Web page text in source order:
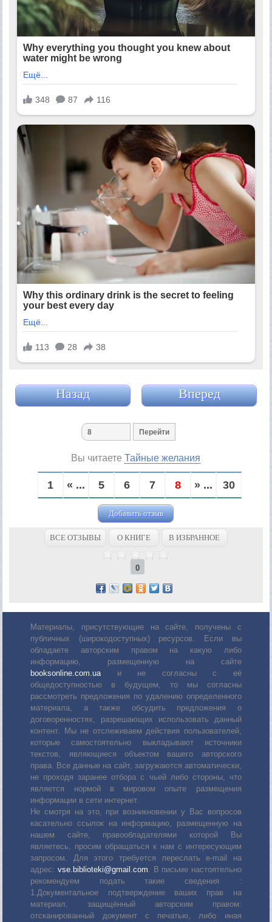
Назад Вперед
Вы читаетеТайные желания
1 « ... 5 6 7 8 » ... 30
Добавить отзыв
ВСЕ ОТЗЫВЫ О КНИГЕ В ИЗБРАННОЕ
0
Материалы, присутствующие на сайте, получены с
публичных (широкодоступных) ресурсов. Если вы
обладаете авторским правом на какую либо
информацию, размещенную на сайте
booksonline.com.uaи не согласны с её
общедоступностью в будущем, то мы согласны
рассмотреть предложения по удалению определенного
материала, а также обсудить предложения о
договоренностях, разрешающих использовать данный
контент. Мы не отслеживаем действия пользователей,
которые самостоятельно выкладывают источники
текстов, являющиеся объектом вашего авторского
права. Все данные на сайт, загружаются автоматически,
не проходя заранее отбора с чьей либо стороны, что
является нормой в мировом опыте размещения
информации в сети интернет.
Не смотря на это, при возникновении у Вас вопросов
касательно ссылок на информацию, размещенную на
нашем сайте, правообладателями которой Вы
являетесь, просим обращаться к нам с интересующим
запросом. Для этого требуется переслать е-mail на
адрес: vse.biblioteki@gmail.com. В письме настоятельно
рекомендуем подать такие сведения :
1.Документальное подтверждение ваших прав на
материал, защищённый авторским правом:
отсканированный документ с печатью, либо иная